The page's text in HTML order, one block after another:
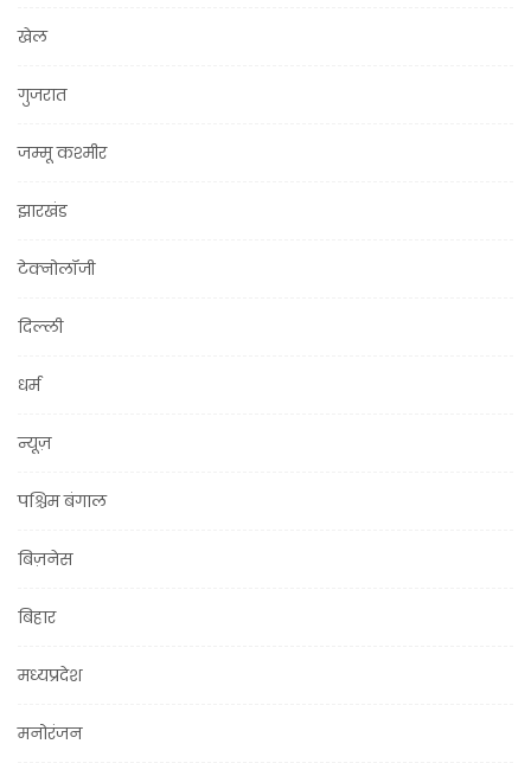
खेल
गुजरात
जम्मू कश्मीर
झारखंड
टेक्नोलॉजी
दिल्ली
धर्म
न्यूज़
पश्चिम बंगाल
बिज़नेस
बिहार
मध्यप्रदेश
मनोरंजन